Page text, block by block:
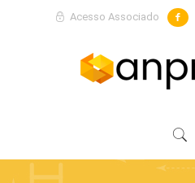
Acesso Associado